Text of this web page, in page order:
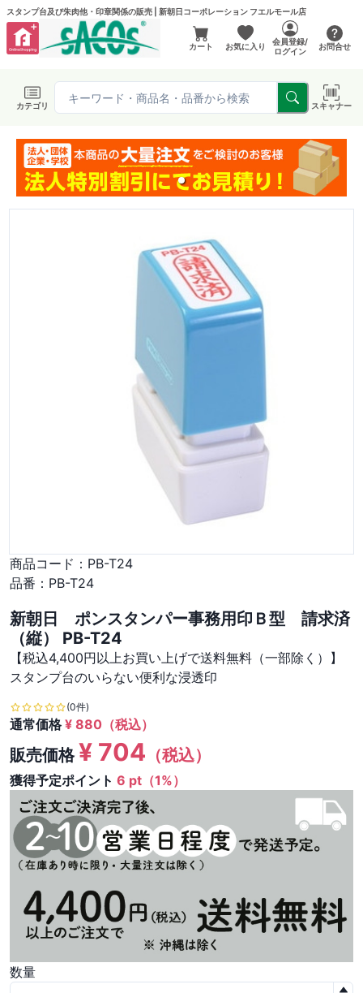
スタンプ台及び朱肉他・印章関係の販売 | 新朝日コーポレーション フエルモール店
カート お気に入り
会員登録/
ログイン
お問合せ
カテゴリ スキャナー
商品コード： PB-T24
品番： PB-T24
新朝日 ポンスタンパー事務用印Ｂ型 請求済
（縦） PB-T24
【税込4,400円以上お買い上げで送料無料（一部除く）】
スタンプ台のいらない便利な浸透印
(0件)
通常価格¥ 880 （税込）
販売価格¥ 704 （税込）
獲得予定ポイント 6 pt（1%）
数量